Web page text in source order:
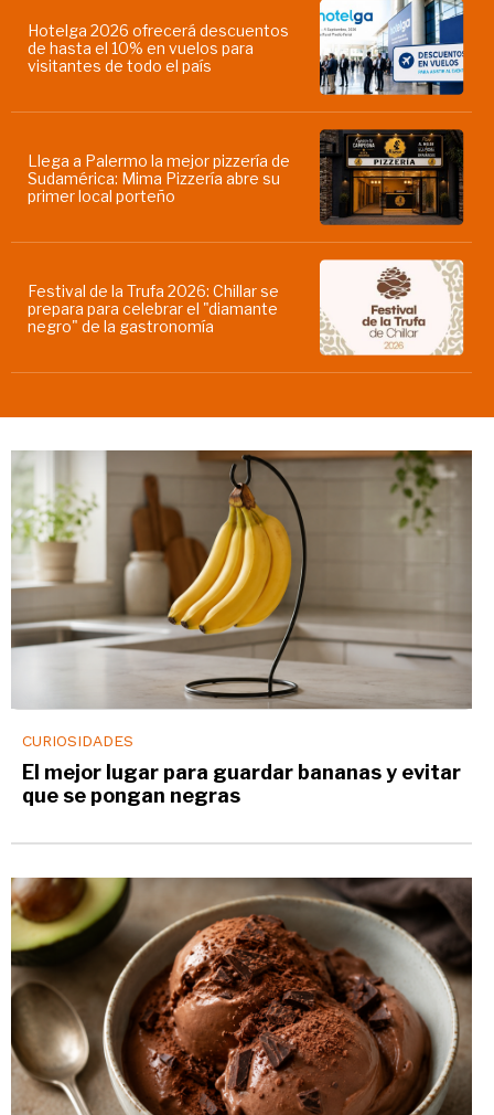
Hotelga 2026 ofrecerá descuentos
de hasta el 10% en vuelos para
visitantes de todo el país
Llega a Palermo la mejor pizzería de
Sudamérica: Mima Pizzería abre su
primer local porteño
Festival de la Trufa 2026: Chillar se
prepara para celebrar el "diamante
negro" de la gastronomía
CURIOSIDADES
El mejor lugar para guardar bananas y evitar
que se pongan negras